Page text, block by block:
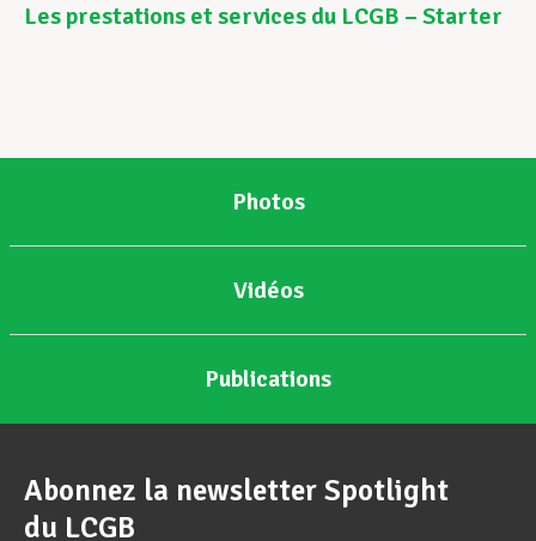
Les prestations et services du LCGB – Starter
Photos
Vidéos
Publications
Abonnez la newsletter Spotlight
du LCGB